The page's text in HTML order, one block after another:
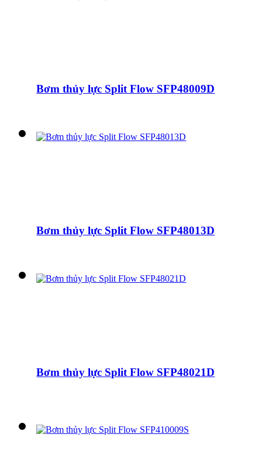
Bơm thủy lực Split Flow SFP48009D
Bơm thủy lực Split Flow SFP48013D
Bơm thủy lực Split Flow SFP48021D